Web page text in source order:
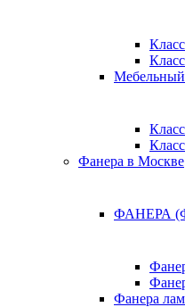
Фанера в Москве
ФАНЕРА
Фанера